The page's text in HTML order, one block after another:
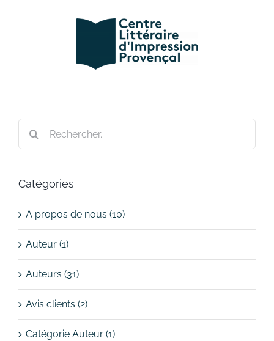
Catégories
A propos de nous (10)
Auteur (1)
Auteurs (31)
Avis clients (2)
Catégorie Auteur (1)